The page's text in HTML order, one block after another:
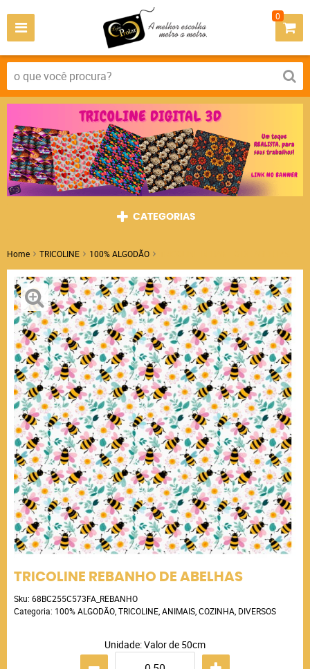
0
CATEGORIAS
Home TRICOLINE 100% ALGODÃO
TRICOLINE REBANHO DE ABELHAS
Sku: 68BC255C573FA_REBANHO
Categoria: 100% ALGODÃO TRICOLINE ANIMAIS COZINHA DIVERSOS
Unidade: Valor de 50cm